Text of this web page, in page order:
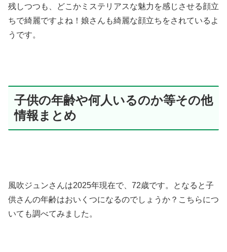
残しつつも、どこかミステリアスな魅力を感じさせる顔立
ちで綺麗ですよね！娘さんも綺麗な顔立ちをされているよ
うです。
子供の年齢や何人いるのか等その他
情報まとめ
風吹ジュンさんは2025年現在で、72歳です。となると子
供さんの年齢はおいくつになるのでしょうか？こちらにつ
いても調べてみました。